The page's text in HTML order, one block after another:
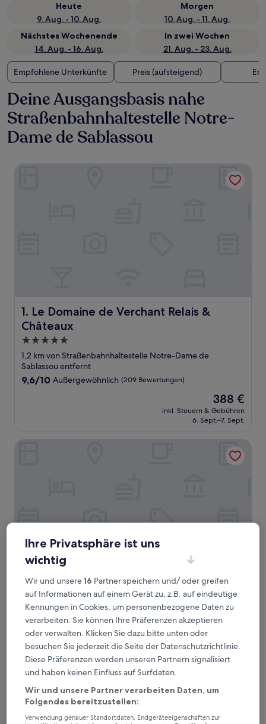
Heute
9. Aug. - 10. Aug.
Morgen
10. Aug. - 11. Aug.
Nächstes Wochenende
14. Aug. - 16. Aug.
In zwei Wochen
21. Aug. - 23. Aug.
Empfohlene Unterkünfte Preis (aufsteigend)
Deine Ausgangsbasis nahe
Straßenbahnhaltestelle Notre-
Dame de Sablassou
1. Le Domaine de Verchant Relais &
Châteaux
Le Domaine de Verchant Relais & Châteaux
5.0-
Sterne-
Unterkunft
1,2 km von Straßenbahnhaltestelle Notre-Dame de
Sablassou entfernt
9.6
9,6/10 Außergewöhnlich (209 Bewertungen)
Der
Preis
beträgt
388 €
inkl. Steuern & Gebühren
6. Sept.–7. Sept.
2. Campanile PRIME - Montpellier Est Le
Millénaire
Campanile PRIME - Montpellier Est Le Millénaire
3.0-
Sterne-
Unterkunft
2,9 km von Straßenbahnhaltestelle Notre-Dame de
Sablassou entfernt
8.2
von
10,
Sehr
gut,
(75
Bewertungen)
8,2/10 Sehr gut (75 Bewertungen)
inkl. Steuern & Gebühren
6. Sept.–7. Sept.
Best Western Le Clos de l'Aube Rouge
Ihre Privatsphäre ist uns
wichtig
Wir und unsere16 Partner speichern und/ oder greifen
auf Informationen auf einem Gerät zu, z.B. auf eindeutige
Kennungen in Cookies, um personenbezogene Daten zu
verarbeiten. Sie können Ihre Präferenzen akzeptieren
oder verwalten. Klicken Sie dazu bitte unten oder
besuchen Sie jederzeit die Seite der Datenschutzrichtlinie.
Diese Präferenzen werden unseren Partnern signalisiert
und haben keinen Einfluss auf Surfdaten.
Wir und unsere Partner verarbeiten Daten, um
Folgendes bereitzustellen:
Verwendung genauer Standortdaten. Endgeräteeigenschaften zur